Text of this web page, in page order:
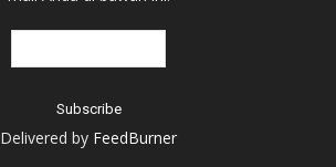
Delivered by FeedBurner